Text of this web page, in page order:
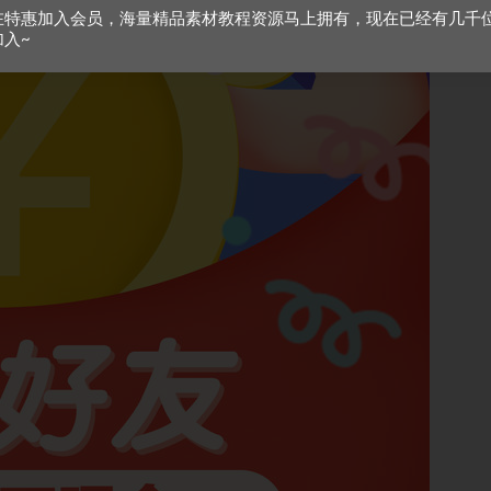
特惠加入会员，海量精品素材教程资源马上拥有，现在已经有几千
入~